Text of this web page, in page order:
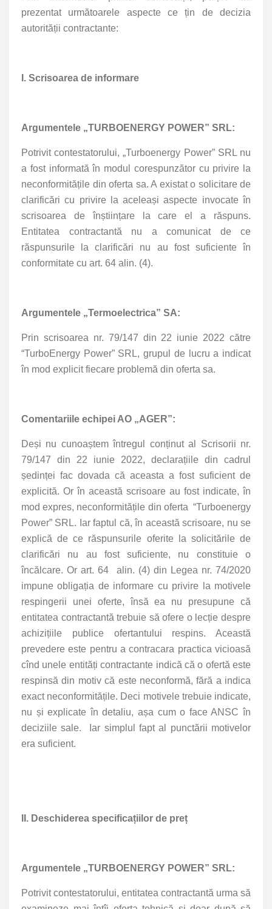
prezentat următoarele aspecte ce țin de decizia
autorității contractante:
I. Scrisoarea de informare
Argumentele „TURBOENERGY POWER” SRL:
Potrivit contestatorului, „Turboenergy Power” SRL nu
a fost informată în modul corespunzător cu privire la
neconformitățile din oferta sa. A existat o solicitare de
clarificări cu privire la aceleași aspecte invocate în
scrisoarea de înștiințare la care el a răspuns.
Entitatea contractantă nu a comunicat de ce
răspunsurile la clarificări nu au fost suficiente în
conformitate cu art. 64 alin. (4).
Argumentele „Termoelectrica” SA:
Prin scrisoarea nr. 79/147 din 22 iunie 2022 către
“TurboEnergy Power” SRL, grupul de lucru a indicat
în mod explicit fiecare problemă din oferta sa.
Comentariile echipei AO „AGER”:
Deși nu cunoaștem întregul conținut al Scrisorii nr.
79/147 din 22 iunie 2022, declarațiile din cadrul
ședinței fac dovada că aceasta a fost suficient de
explicită. Or în această scrisoare au fost indicate, în
mod expres, neconformitățile din oferta “Turboenergy
Power” SRL. Iar faptul că, în această scrisoare, nu se
explică de ce răspunsurile oferite la solicitările de
clarificări nu au fost suficiente, nu constituie o
încălcare.Or art. 64 alin. (4) din Legea nr. 74/2020
impune obligația de informare cu privire la motivele
respingerii unei oferte, însă ea nu presupune că
entitatea contractantă trebuie să ofere o lecție despre
achizițiile publice ofertantului respins. Această
prevedere este pentru a contracara practica vicioasă
cînd unele entități contractante indică că o ofertă este
respinsă din motiv că este neconformă, fără a indica
exact neconformitățile. Deci motivele trebuie indicate,
nu și explicate în detaliu, așa cum o face ANSC în
deciziile sale. Iar simplul fapt al punctării motivelor
era suficient.
II. Deschiderea specificațiilor de preț
Argumentele „TURBOENERGY POWER” SRL:
Potrivit contestatorului, entitatea contractantă urma să